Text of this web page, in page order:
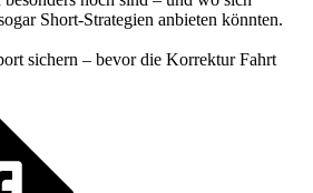
Short-Strategien anbieten könnten.
sichern – bevor die Korrektur Fahrt